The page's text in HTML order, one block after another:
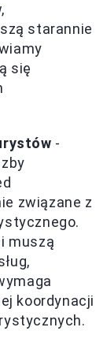
starannie
się
-
związane z
muszą
koordynacji